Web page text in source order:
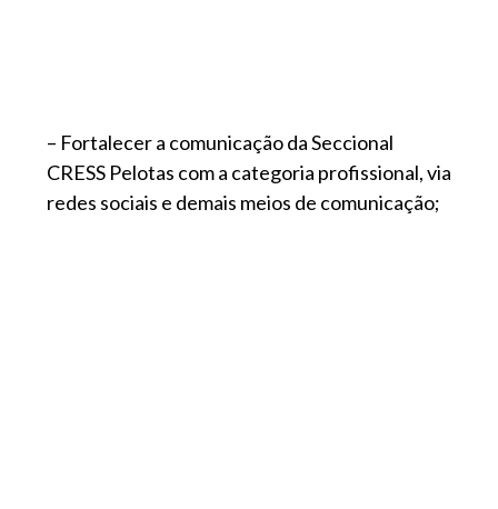
– Fortalecer a comunicação da Seccional
CRESS Pelotas com a categoria profissional, via
redes sociais e demais meios de comunicação;